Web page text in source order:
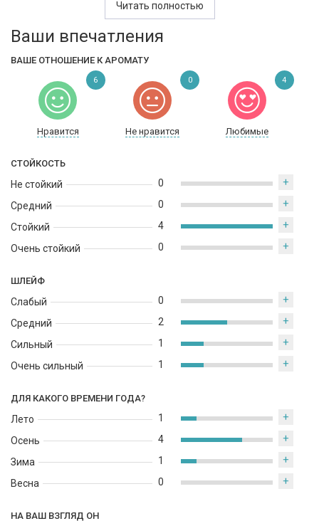
Аромат открывается свежими нотами кардамона, лимона,
можжевельника и специй, которые подчеркиваются
приятными цветочными нотами сердца, гедионом, зелеными
Наконец, базовые ноты амбры, древесных нот, мускуса и
сандала добавляют глубины и сложности аромату. Это
делает парфюм Hermes Voyage d'Hermes специальным и
уникальным.
является древесно-мускусным с нотами цветов. Он идеально
подходит для использования весной, летом и осенью.
Hermes Voyage d'Hermes Eau de Parfum производится во
высококачественных парфюмов, доступных на рынке. Он
идеально подходит для тех, кто ищет свежий, насыщенный и
Читать полностью
Ваши впечатления
ВАШЕ ОТНОШЕНИЕ К АРОМАТУ
Нравится Не нравится Любимые
6 0 4
СТОЙКОСТЬ
Не стойкий
Средний
Стойкий
Очень стойкий
0 +
0 +
4 +
0 +
ШЛЕЙФ
Слабый
Средний
Сильный
Очень сильный
0 +
2 +
1 +
1 +
ДЛЯ КАКОГО ВРЕМЕНИ ГОДА?
Лето
Осень
Зима
Весна
1 +
4 +
1 +
0 +
НА ВАШ ВЗГЛЯД ОН